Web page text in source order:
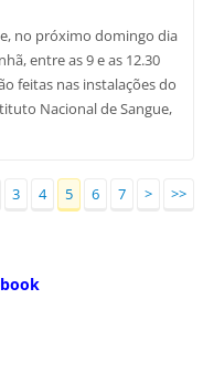
no próximo domingo dia
entre as 9 e as 12.30
feitas nas instalações do
Nacional de Sangue,
3 4 5 6 7 > >>